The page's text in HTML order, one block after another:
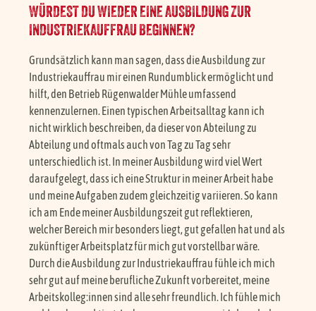
WÜRDEST DU WIEDER EINE AUSBILDUNG ZUR
INDUSTRIEKAUFFRAU BEGINNEN?
Grundsätzlich kann man sagen, dass die Ausbildung zur
Industriekauffrau mir einen Rundumblick ermöglicht und
hilft, den Betrieb Rügenwalder Mühle umfassend
kennenzulernen. Einen typischen Arbeitsalltag kann ich
nicht wirklich beschreiben, da dieser von Abteilung zu
Abteilung und oftmals auch von Tag zu Tag sehr
unterschiedlich ist. In meiner Ausbildung wird viel Wert
daraufgelegt, dass ich eine Struktur in meiner Arbeit habe
und meine Aufgaben zudem gleichzeitig variieren. So kann
ich am Ende meiner Ausbildungszeit gut reflektieren,
welcher Bereich mir besonders liegt, gut gefallen hat und als
zukünftiger Arbeitsplatz für mich gut vorstellbar wäre.
Durch die Ausbildung zur Industriekauffrau fühle ich mich
sehr gut auf meine berufliche Zukunft vorbereitet, meine
Arbeitskolleg:innen sind alle sehr freundlich. Ich fühle mich